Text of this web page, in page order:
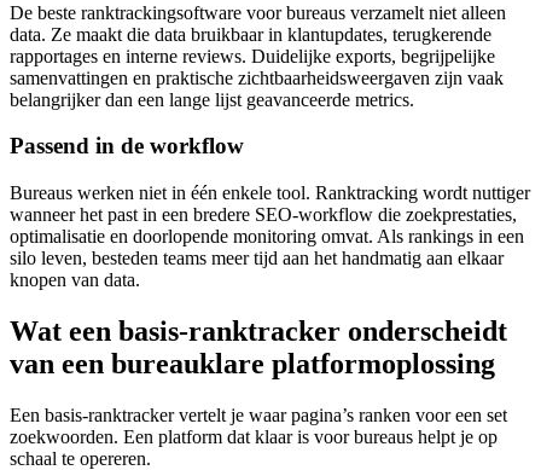
De beste ranktrackingsoftware voor bureaus verzamelt niet alleen
data. Ze maakt die data bruikbaar in klantupdates, terugkerende
rapportages en interne reviews. Duidelijke exports, begrijpelijke
samenvattingen en praktische zichtbaarheidsweergaven zijn vaak
belangrijker dan een lange lijst geavanceerde metrics.
Passend in de workflow
Bureaus werken niet in één enkele tool. Ranktracking wordt nuttiger
wanneer het past in een bredere SEO‑workflow die zoekprestaties,
optimalisatie en doorlopende monitoring omvat. Als rankings in een
silo leven, besteden teams meer tijd aan het handmatig aan elkaar
knopen van data.
Wat een basis‑ranktracker onderscheidt
van een bureauklare platformoplossing
Een basis‑ranktracker vertelt je waar pagina’s ranken voor een set
zoekwoorden. Een platform dat klaar is voor bureaus helpt je op
schaal te opereren.